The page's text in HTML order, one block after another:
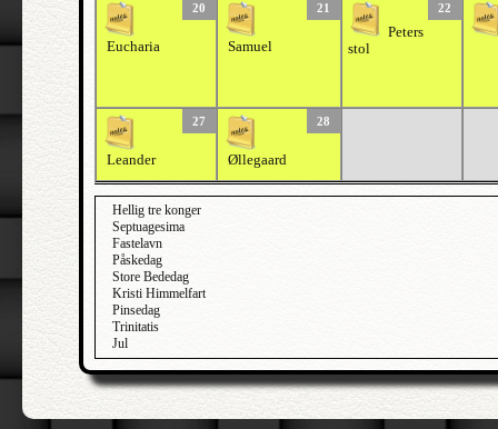
20
Eucharia
21
Samuel
22
Peters
stol
27
Leander
28
Øllegaard
Hellig tre konger
Septuagesima
Fastelavn
Påskedag
Store Bededag
Kristi Himmelfart
Pinsedag
Trinitatis
Jul